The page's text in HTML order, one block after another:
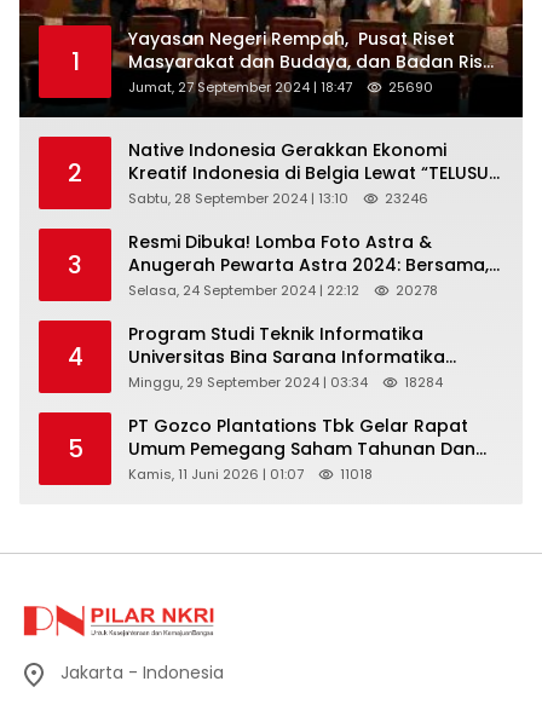
1
Yayasan Negeri Rempah, Pusat Riset
Masyarakat dan Budaya, dan Badan Riset
dan Inovasi Nasional ( BRIN ) Sukses
Gelar International Forum on Spice
Jumat, 27 September 2024 | 18:47 25690
2
Native Indonesia Gerakkan Ekonomi
Kreatif Indonesia di Belgia Lewat “TELUSUR
Kain Indonesia”
Sabtu, 28 September 2024 | 13:10 23246
3
Resmi Dibuka! Lomba Foto Astra &
Anugerah Pewarta Astra 2024: Bersama,
Berkarya, Berkelanjutan
Selasa, 24 September 2024 | 22:12 20278
4
Program Studi Teknik Informatika
Universitas Bina Sarana Informatika
Selenggarakan Pelatihan Pemanfaatan
Pemasaran Pada Forum UMKM
Bojongbaru Kecamatan Bojong Gede
Minggu, 29 September 2024 | 03:34 18284
5
PT Gozco Plantations Tbk Gelar Rapat
Umum Pemegang Saham Tahunan Dan
Paparan Publik 2026 Di Jakarta
Kamis, 11 Juni 2026 | 01:07 11018
Jakarta - Indonesia